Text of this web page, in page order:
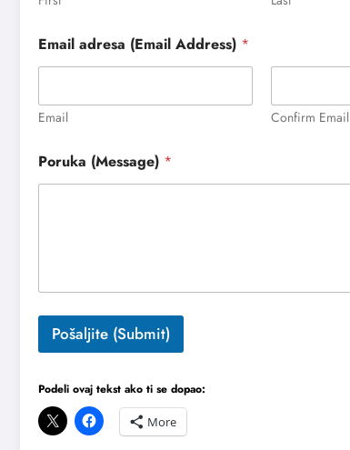
Email adresa (Email Address) *
Email Confirm Email
u
r
m
i
I
m
e
Poruka (Message) *
Pošaljite (Submit)
Podeli ovaj tekst ako ti se dopao:
More